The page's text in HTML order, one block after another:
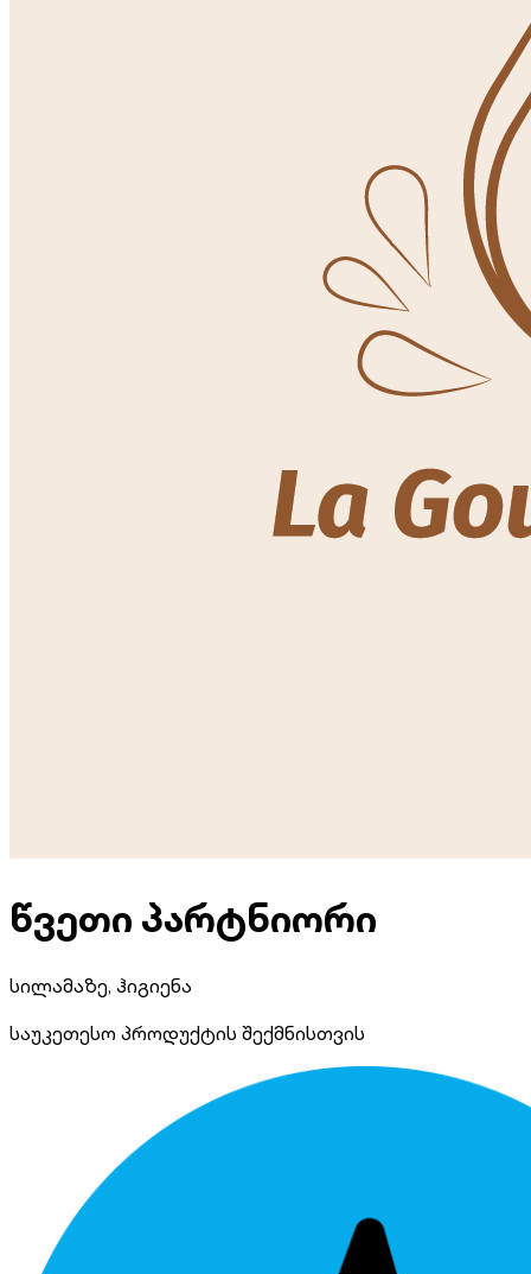
წვეთი პარტნიორი
სილამაზე, ჰიგიენა
საუკეთესო პროდუქტის შექმნისთვის